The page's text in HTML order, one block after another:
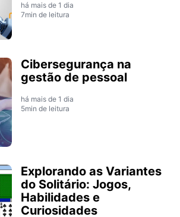
há mais de 1 dia
7min de leitura
Cibersegurança na
gestão de pessoal
há mais de 1 dia
5min de leitura
Explorando as Variantes
do Solitário: Jogos,
Habilidades e
Curiosidades